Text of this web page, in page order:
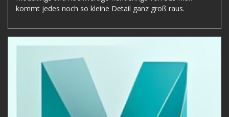
kommt jedes noch so kleine Detail ganz groß raus.